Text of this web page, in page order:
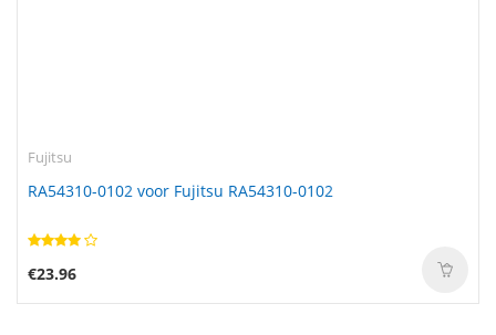
Fujitsu
RA54310-0102 voor Fujitsu RA54310-0102
€23.96